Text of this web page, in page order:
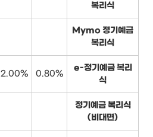
복리식
Mymo 정기예금
복리식
2.00% 0.80%
e-정기예금 복리
식
정기예금 복리식
(비대면)